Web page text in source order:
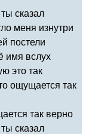
сказал
меня изнутри
постели
имя вслух
это так
ощущается так
так верно
сказал